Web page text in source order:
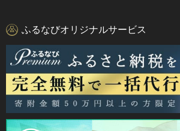
ふるなびオリジナルサービス